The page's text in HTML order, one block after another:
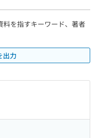
料を指すキーワード、著者
出力